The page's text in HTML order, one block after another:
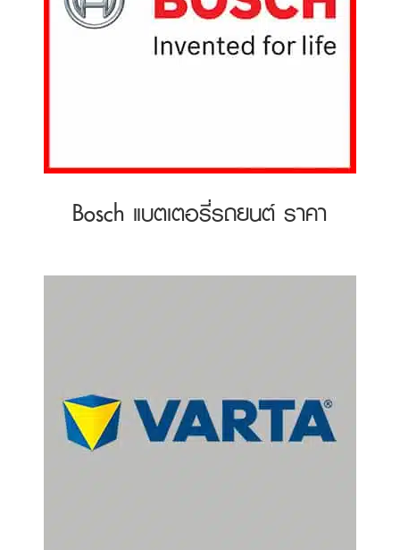
Bosch แบตเตอรี่รถยนต์ ราคา